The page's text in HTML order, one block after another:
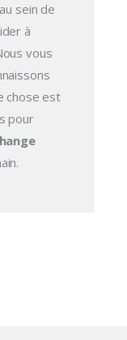
sein de
à
vous
chose est
pour